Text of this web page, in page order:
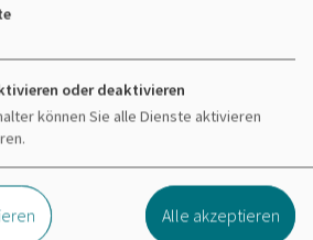
oder deaktivieren
können Sie alle Dienste aktivieren
Alle akzeptieren